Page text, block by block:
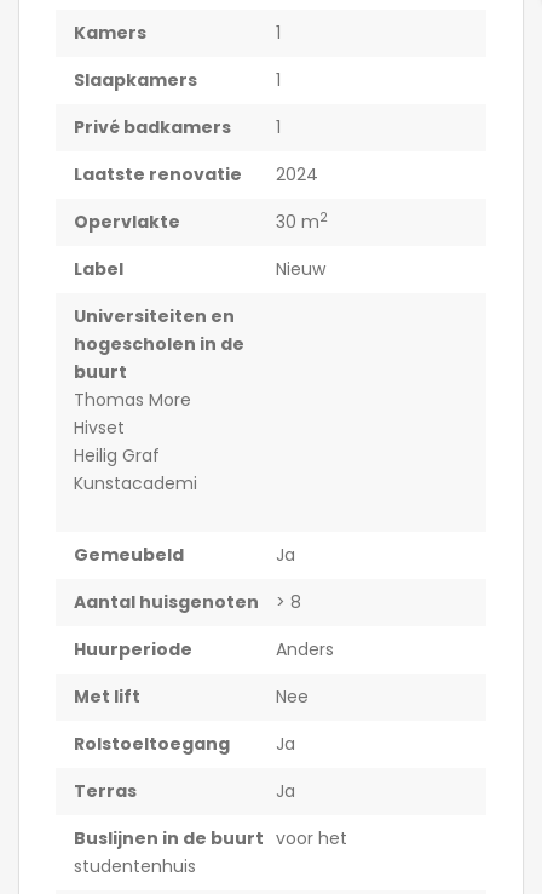
Kamers
1
Slaapkamers
1
Privé badkamers
1
Laatste renovatie
2024
Opervlakte
30 m2
Label
Nieuw
Universiteiten en
hogescholen in de
buurt
Thomas More
Hivset
Heilig Graf
Kunstacademi
Gemeubeld
Ja
Aantal huisgenoten
> 8
Huurperiode
Anders
Met lift
Nee
Rolstoeltoegang
Ja
Terras
Ja
Buslijnen in de buurt voor het
studentenhuis